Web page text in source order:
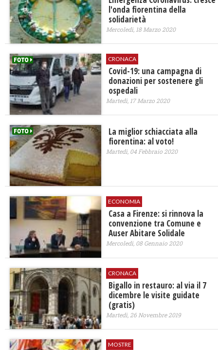
l'onda fiorentina della
solidarietà
Mercoledì, 18 Marzo 2020
CRONACA
Covid-19: una campagna di
donazioni per sostenere gli
ospedali
Martedì, 17 Marzo 2020
La miglior schiacciata alla
fiorentina: al voto!
Martedì, 04 Febbraio 2020
ECONOMIA
Casa a Firenze: si rinnova la
convenzione tra Comune e
Auser Abitare Solidale
Mercoledì, 08 Gennaio 2020
CRONACA
Bigallo in restauro: al via il 7
dicembre le visite guidate
(gratis)
Martedì, 26 Novembre 2019
MOSTRE